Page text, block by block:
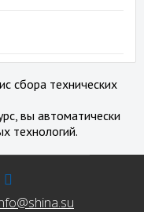
сбора технических
вы автоматически
технологий.